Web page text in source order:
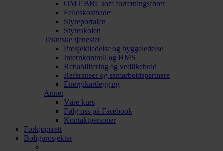
OMT BBL som forretningsfører
Felleskostnader
Styreportalen
Styreskolen
Tekniske tjenester
Prosjektledelse og byggeledelse
Internkontroll og HMS
Rehabilitering og vedlikehold
Referanser og samarbeidspartnere
Energikartlegging
Annet
Våre kurs
Følg oss på Facebook
Kontaktpersoner
Forkjøpsrett
Boligprosjekter